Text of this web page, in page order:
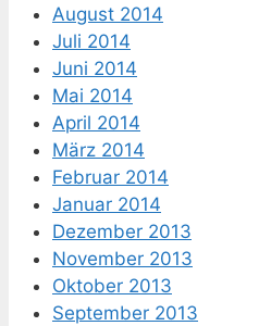
August 2014
Juli 2014
Juni 2014
Mai 2014
April 2014
März 2014
Februar 2014
Januar 2014
Dezember 2013
November 2013
Oktober 2013
September 2013